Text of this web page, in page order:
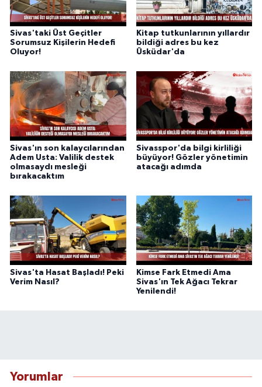
Sivas'taki Üst Geçitler
Sorumsuz Kişilerin Hedefi
Oluyor!
Kitap tutkunlarının yıllardır
bildiği adres bu kez
Üsküdar'da
Sivas'ın son kalaycılarından
Adem Usta: Valilik destek
olmasaydı mesleği
bırakacaktım
Sivasspor'da bilgi kirliliği
büyüyor! Gözler yönetimin
atacağı adımda
Sivas'ta Hasat Başladı! Peki
Verim Nasıl?
Kimse Fark Etmedi Ama
Sivas'ın Tek Ağacı Tekrar
Yenilendi!
Yorumlar